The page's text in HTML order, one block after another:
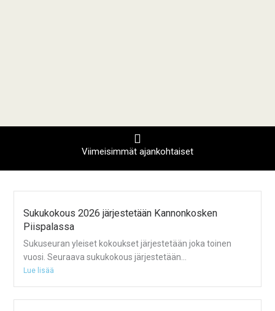
Viimeisimmät ajankohtaiset
Sukukokous 2026 järjestetään Kannonkosken
Piispalassa
Sukuseuran yleiset kokoukset järjestetään joka toinen
vuosi. Seuraava sukukokous järjestetään...
Lue lisää